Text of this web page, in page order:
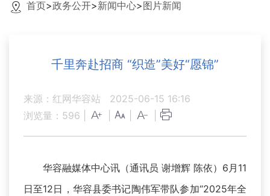
首页>政务公开>新闻中心>图片新闻
千里奔赴招商 “织造”美好“愿锦”
来源：红网华容站
2025-06-15 16:16
浏览量： 596
华容融媒体中心讯（通讯员 谢增辉 陈依）6月11
日至12日，华容县委书记陶伟军带队参加“2025年全